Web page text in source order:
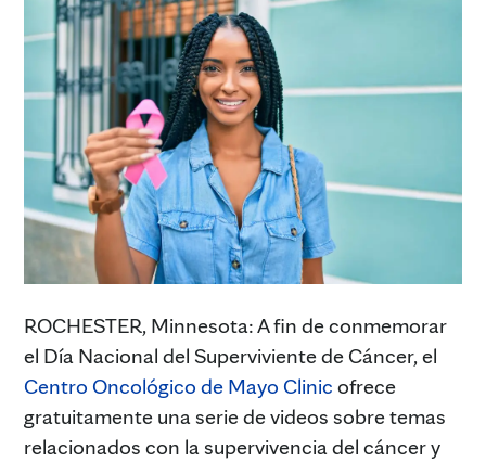
ROCHESTER, Minnesota: A fin de conmemorar
el Día Nacional del Superviviente de Cáncer, el
Centro Oncológico de Mayo Clinic ofrece
gratuitamente una serie de videos sobre temas
relacionados con la supervivencia del cáncer y